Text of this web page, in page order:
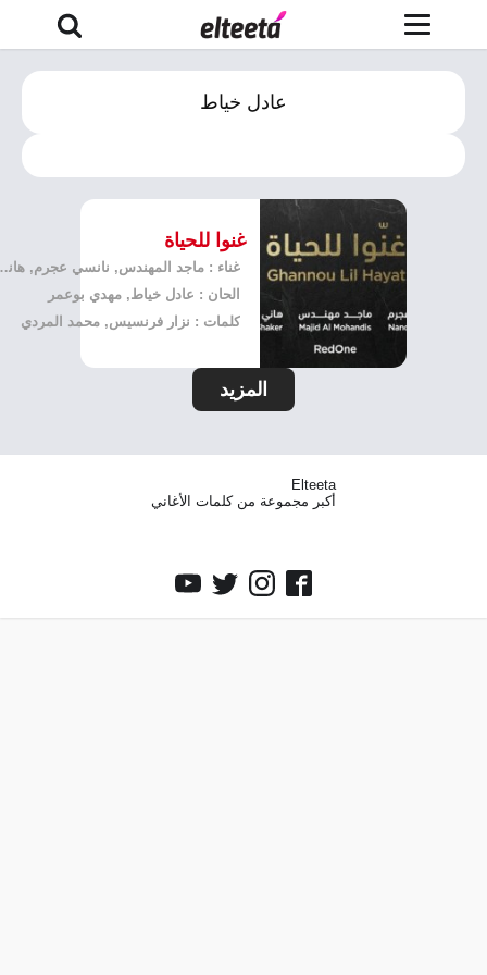
عادل خياط
غنوا للحياة
غناء : ماجد المهندس, نانسي عجرم, هاني شاكر
الحان : عادل خياط, مهدي بوعمر
كلمات : نزار فرنسيس, محمد المردي
Elteeta
أكبر مجموعة من كلمات الأغاني